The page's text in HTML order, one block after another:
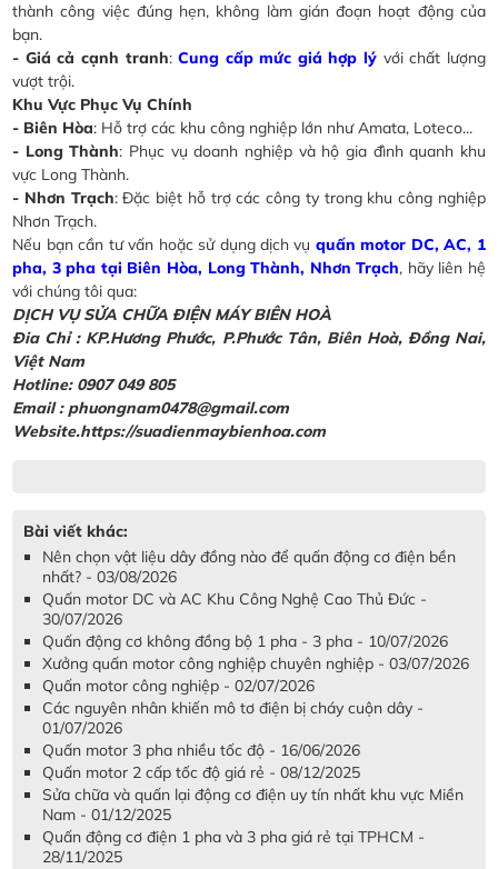
thành công việc đúng hẹn, không làm gián đoạn hoạt động của
bạn.
- Giá cả cạnh tranh:Cung cấp mức giá hợp lý với chất lượng
vượt trội.
Khu Vực Phục Vụ Chính
- Biên Hòa: Hỗ trợ các khu công nghiệp lớn như Amata, Loteco...
- Long Thành: Phục vụ doanh nghiệp và hộ gia đình quanh khu
vực Long Thành.
- Nhơn Trạch: Đặc biệt hỗ trợ các công ty trong khu công nghiệp
Nhơn Trạch.
Nếu bạn cần tư vấn hoặc sử dụng dịch vụ quấn motor DC, AC, 1
pha, 3 pha tại Biên Hòa, Long Thành, Nhơn Trạch, hãy liên hệ
với chúng tôi qua:
DỊCH VỤ SỬA CHỮA ĐIỆN MÁY BIÊN HOÀ
Đia Chỉ : KP.Hương Phước, P.Phước Tân, Biên Hoà, Đồng Nai,
Việt Nam
Hotline: 0907 049 805
Email : phuongnam0478@gmail.com
Website.https://suadienmaybienhoa.com
Bài viết khác:
Nên chọn vật liệu dây đồng nào để quấn động cơ điện bền
nhất? - 03/08/2026
Quấn motor DC và AC Khu Công Nghệ Cao Thủ Đức -
30/07/2026
Quấn động cơ không đồng bộ 1 pha - 3 pha - 10/07/2026
Xưởng quấn motor công nghiệp chuyên nghiệp - 03/07/2026
Quấn motor công nghiệp - 02/07/2026
Các nguyên nhân khiến mô tơ điện bị cháy cuộn dây -
01/07/2026
Quấn motor 3 pha nhiều tốc độ - 16/06/2026
Quấn motor 2 cấp tốc độ giá rẻ - 08/12/2025
Sửa chữa và quấn lại động cơ điện uy tín nhất khu vực Miền
Nam - 01/12/2025
Quấn động cơ điện 1 pha và 3 pha giá rẻ tại TPHCM -
28/11/2025